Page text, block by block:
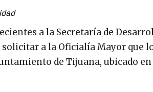
a la Secretaría de
a la Oficialía Mayor que
de Tijuana, ubicado